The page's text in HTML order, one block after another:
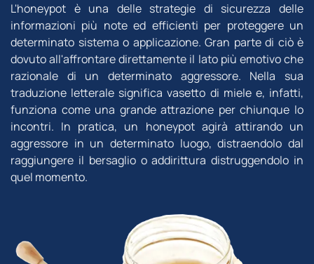
L'honeypot è una delle strategie di sicurezza delle
informazioni più note ed efficienti per proteggere un
determinato sistema o applicazione. Gran parte di ciò è
dovuto all'affrontare direttamente il lato più emotivo che
razionale di un determinato aggressore. Nella sua
traduzione letterale significa vasetto di miele e, infatti,
funziona come una grande attrazione per chiunque lo
incontri. In pratica, un honeypot agirà attirando un
aggressore in un determinato luogo, distraendolo dal
raggiungere il bersaglio o addirittura distruggendolo in
quel momento.